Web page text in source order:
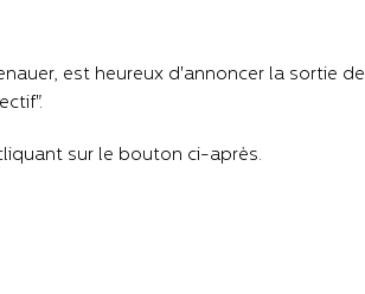
est heureux d'annoncer la sortie de
sur le bouton ci-après.